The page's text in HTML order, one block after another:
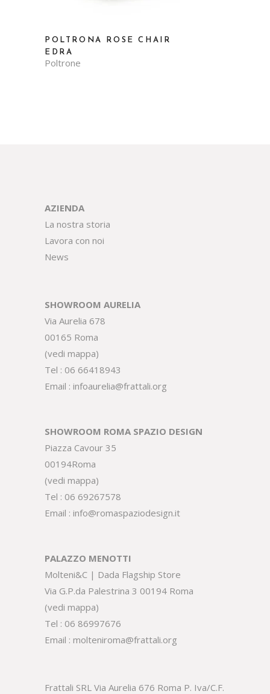
POLTRONA ROSE CHAIR
EDRA
Poltrone
AZIENDA
La nostra storia
Lavora con noi
News
SHOWROOM AURELIA
Via Aurelia 678
00165 Roma
(vedi mappa)
Tel : 06 66418943
Email : infoaurelia@frattali.org
SHOWROOM ROMA SPAZIO DESIGN
Piazza Cavour 35
00194Roma
(vedi mappa)
Tel : 06 69267578
Email : info@romaspaziodesign.it
PALAZZO MENOTTI
Molteni&C | Dada Flagship Store
Via G.P.da Palestrina 3 00194 Roma
(vedi mappa)
Tel : 06 86997676
Email : molteniroma@frattali.org
Frattali SRL Via Aurelia 676 Roma P. Iva/C.F.